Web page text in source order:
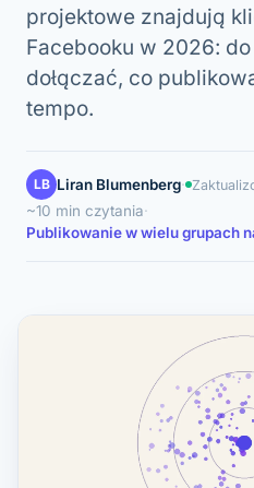
projektowe znajdują
Facebooku w 2026:
dołączać, co
tempo.
LB Liran Blumenberg·
~10 min czytania·
Publikowanie w wielu grupach